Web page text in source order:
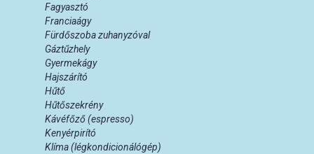
Fagyasztó
Franciaágy
Fürdőszoba zuhanyzóval
Gáztűzhely
Gyermekágy
Hajszárító
Hűtő
Hűtőszekrény
Kávéfőző (espresso)
Kenyérpirító
Klíma (légkondicionálógép)